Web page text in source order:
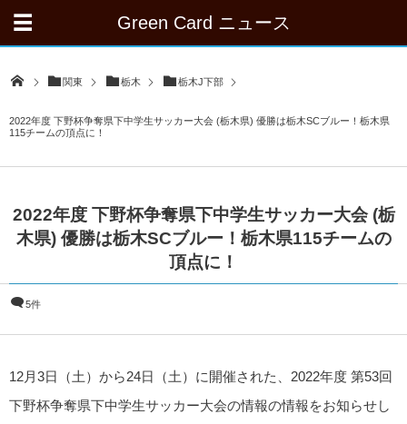
Green Card ニュース
関東 栃木 栃木J下部
2022年度 下野杯争奪県下中学生サッカー大会 (栃木県) 優勝は栃木SCブルー！栃木県
115チームの頂点に！
2022年度 下野杯争奪県下中学生サッカー大会 (栃
木県) 優勝は栃木SCブルー！栃木県115チームの
頂点に！
5件
12月3日（土）から24日（土）に開催された、2022年度 第53回
下野杯争奪県下中学生サッカー大会の情報の情報をお知らせし